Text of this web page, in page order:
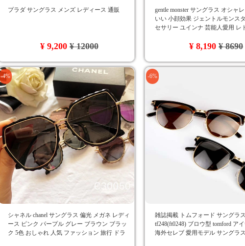
プラダ サングラス メンズ レディース 通販
¥ 9,200¥ 12000
gentle monster サングラス オシャ
いい 小顔効果 ジェントルモンス
セサリー ユインナ 芸能人愛用 レ
¥ 8,190¥ 8690
-4%
シャネル chanel サングラス 偏光 メガネ レディ
ース ピンク パープル グレー ブラウン ブラッ
ク 5色 おしゃれ 人気 ファッション 旅行 ドラ
-6%
雑誌掲載 トムフォード サングラス
tf248(ft0248) ブロウ型 tomford ア
海外セレブ 愛用モデル サングラ